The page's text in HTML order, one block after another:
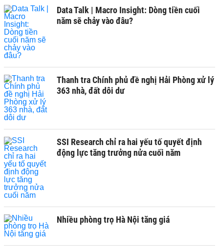
Data Talk | Macro Insight: Dòng tiền cuối
năm sẽ chảy vào đâu?
Thanh tra Chính phủ đề nghị Hải Phòng xử lý
363 nhà, đất dôi dư
SSI Research chỉ ra hai yếu tố quyết định
động lực tăng trưởng nửa cuối năm
Nhiều phòng trọ Hà Nội tăng giá